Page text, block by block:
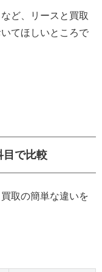
ど、リースと買取
てほしいところで
目で比較
取の簡単な違いを